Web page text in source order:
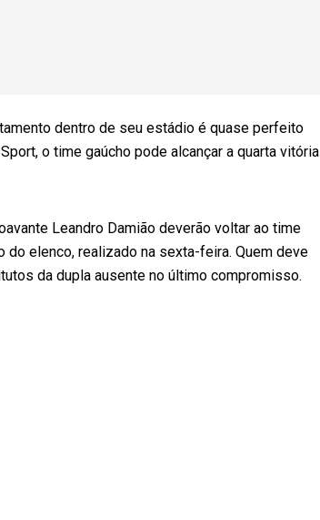
dentro de seu estádio é quase perfeito
o time gaúcho pode alcançar a quarta vitória
Leandro Damião deverão voltar ao time
do elenco, realizado na sexta-feira. Quem deve
da dupla ausente no último compromisso.